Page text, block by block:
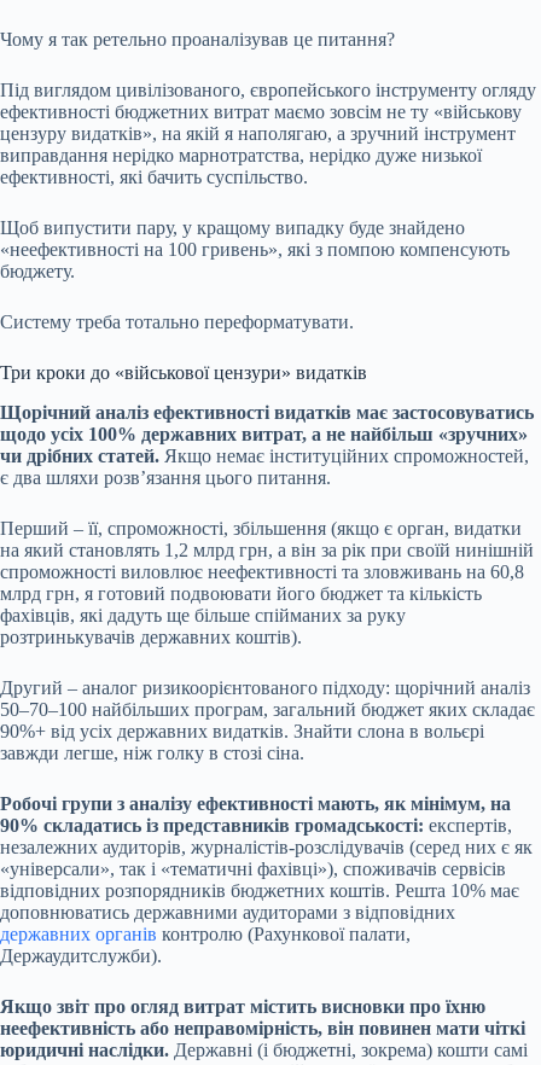
Чому я так ретельно проаналізував це питання?
Під виглядом цивілізованого, європейського інструменту огляду
ефективності бюджетних витрат маємо зовсім не ту «військову
цензуру видатків», на якій я наполягаю, а зручний інструмент
виправдання нерідко марнотратства, нерідко дуже низької
ефективності, які бачить суспільство.
Щоб випустити пару, у кращому випадку буде знайдено
«неефективності на 100 гривень», які з помпою компенсують
бюджету.
Систему треба тотально переформатувати.
Три кроки до «військової цензури» видатків
Щорічний аналіз ефективності видатків має застосовуватись
щодо усіх 100% державних витрат, а не найбільш «зручних»
чи дрібних статей. Якщо немає інституційних спроможностей,
є два шляхи розвʼязання цього питання.
Перший – її, спроможності, збільшення (якщо є орган, видатки
на який становлять 1,2 млрд грн, а він за рік при своїй нинішній
спроможності виловлює неефективності та зловживань на 60,8
млрд грн, я готовий подвоювати його бюджет та кількість
фахівців, які дадуть ще більше спійманих за руку
розтринькувачів державних коштів).
Другий – аналог ризикоорієнтованого підходу: щорічний аналіз
50–70–100 найбільших програм, загальний бюджет яких складає
90%+ від усіх державних видатків. Знайти слона в вольєрі
завжди легше, ніж голку в стозі сіна.
Робочі групи з аналізу ефективності мають, як мінімум, на
90% складатись із представників громадськості: експертів,
незалежних аудиторів, журналістів-розслідувачів (серед них є як
«універсали», так і «тематичні фахівці»), споживачів сервісів
відповідних розпорядників бюджетних коштів. Решта 10% має
доповнюватись державними аудиторами з відповідних
державних органів контролю (Рахункової палати,
Держаудитслужби).
Якщо звіт про огляд витрат містить висновки про їхню
неефективність або неправомірність, він повинен мати чіткі
юридичні наслідки. Державні (і бюджетні, зокрема) кошти самі